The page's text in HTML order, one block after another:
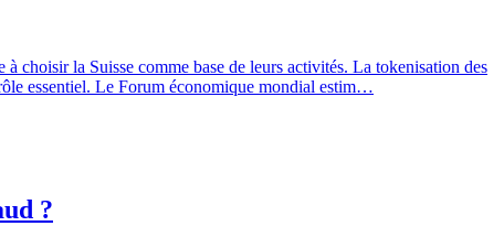
choisir la Suisse comme base de leurs activités. La tokenisation des
essentiel. Le Forum économique mondial estim…
?